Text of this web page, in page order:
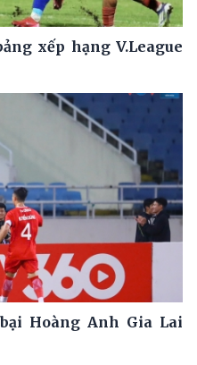
xếp hạng V.League
Hoàng Anh Gia Lai